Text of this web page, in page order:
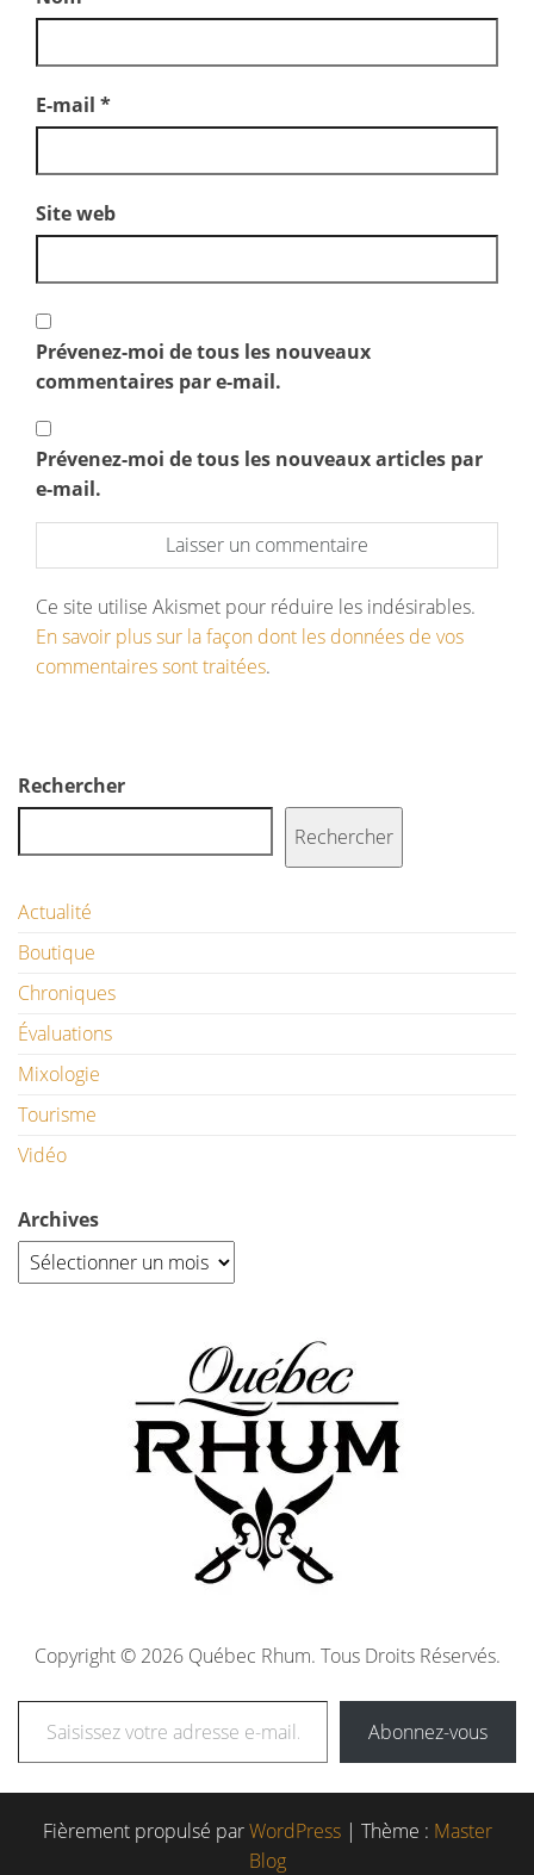
E-mail *
Site web
Prévenez-moi de tous les nouveaux
commentaires par e-mail.
Prévenez-moi de tous les nouveaux articles par
e-mail.
Ce site utilise Akismet pour réduire les indésirables.
En savoir plus sur la façon dont les données de vos
commentaires sont traitées.
Rechercher
Rechercher
Actualité
Boutique
Chroniques
Évaluations
Mixologie
Tourisme
Vidéo
Archives
Copyright © 2026 Québec Rhum. Tous Droits Réservés.
Abonnez-vous
Fièrement propulsé parWordPress | Thème : Master
Blog